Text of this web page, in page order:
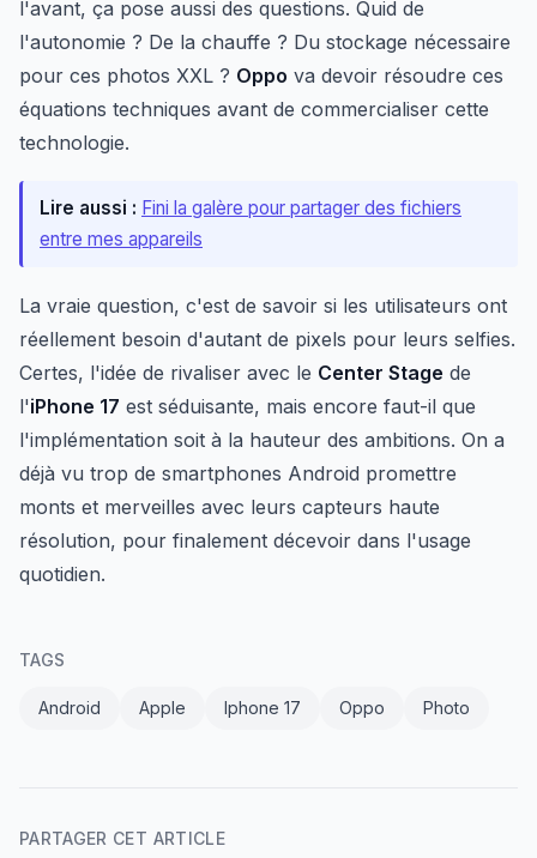
l'avant, ça pose aussi des questions. Quid de
l'autonomie ? De la chauffe ? Du stockage nécessaire
pour ces photos XXL ? Oppo va devoir résoudre ces
équations techniques avant de commercialiser cette
technologie.
Lire aussi : Fini la galère pour partager des fichiers
entre mes appareils
La vraie question, c'est de savoir si les utilisateurs ont
réellement besoin d'autant de pixels pour leurs selfies.
Certes, l'idée de rivaliser avec le Center Stage de
l'iPhone 17 est séduisante, mais encore faut-il que
l'implémentation soit à la hauteur des ambitions. On a
déjà vu trop de smartphones Android promettre
monts et merveilles avec leurs capteurs haute
résolution, pour finalement décevoir dans l'usage
quotidien.
TAGS
Android Apple Iphone 17 Oppo Photo
PARTAGER CET ARTICLE